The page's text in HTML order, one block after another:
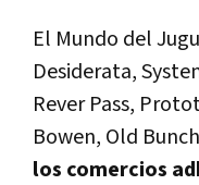
El Mundo del
Desiderata,
Rever Pass,
Bowen, Old
los comercios